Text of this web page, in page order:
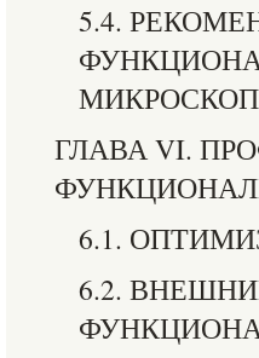
5.4.
ГЛАВА VI.
6.1.
6.2.